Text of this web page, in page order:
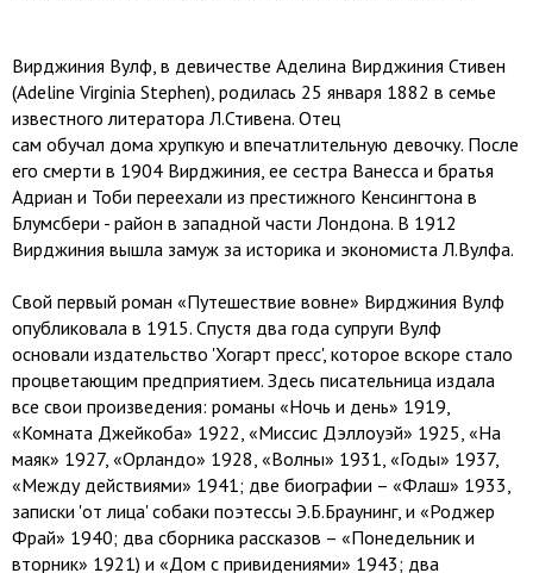
Вирджиния Вулф, в девичестве Аделина Вирджиния Стивен
(Adeline Virginia Stephen), родилась 25 января 1882 в семье
известного литератора Л.Стивена. Отец
сам обучал дома хрупкую и впечатлительную девочку. После
его смерти в 1904 Вирджиния, ее сестра Ванесса и братья
Адриан и Тоби переехали из престижного Кенсингтона в
Блумсбери - район в западной части Лондона. В 1912
Вирджиния вышла замуж за историка и экономиста Л.Вулфа.
Свой первый роман «Путешествие вовне» Вирджиния Вулф
опубликовала в 1915. Спустя два года супруги Вулф
основали издательство 'Хогарт пресс', которое вскоре стало
процветающим предприятием. Здесь писательница издала
все свои произведения: романы «Ночь и день» 1919,
«Комната Джейкоба» 1922, «Миссис Дэллоуэй» 1925, «На
маяк» 1927, «Орландо» 1928, «Волны» 1931, «Годы» 1937,
«Между действиями» 1941; две биографии – «Флаш» 1933,
записки 'от лица' собаки поэтессы Э.Б.Браунинг, и «Роджер
Фрай» 1940; два сборника рассказов – «Понедельник и
вторник» 1921) и «Дом с привидениями» 1943; два